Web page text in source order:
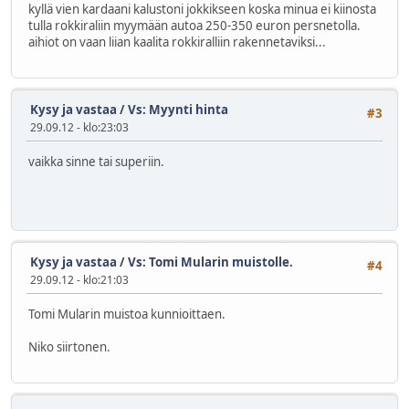
kyllä vien kardaani kalustoni jokkikseen koska minua ei kiinosta
tulla rokkiraliin myymään autoa 250-350 euron persnetolla.
aihiot on vaan liian kaalita rokkiralliin rakennetaviksi...
#3
Kysy ja vastaa /Vs: Myynti hinta
29.09.12 - klo:23:03
vaikka sinne tai superiin.
#4
Kysy ja vastaa /Vs: Tomi Mularin muistolle.
29.09.12 - klo:21:03
Tomi Mularin muistoa kunnioittaen.
Niko siirtonen.